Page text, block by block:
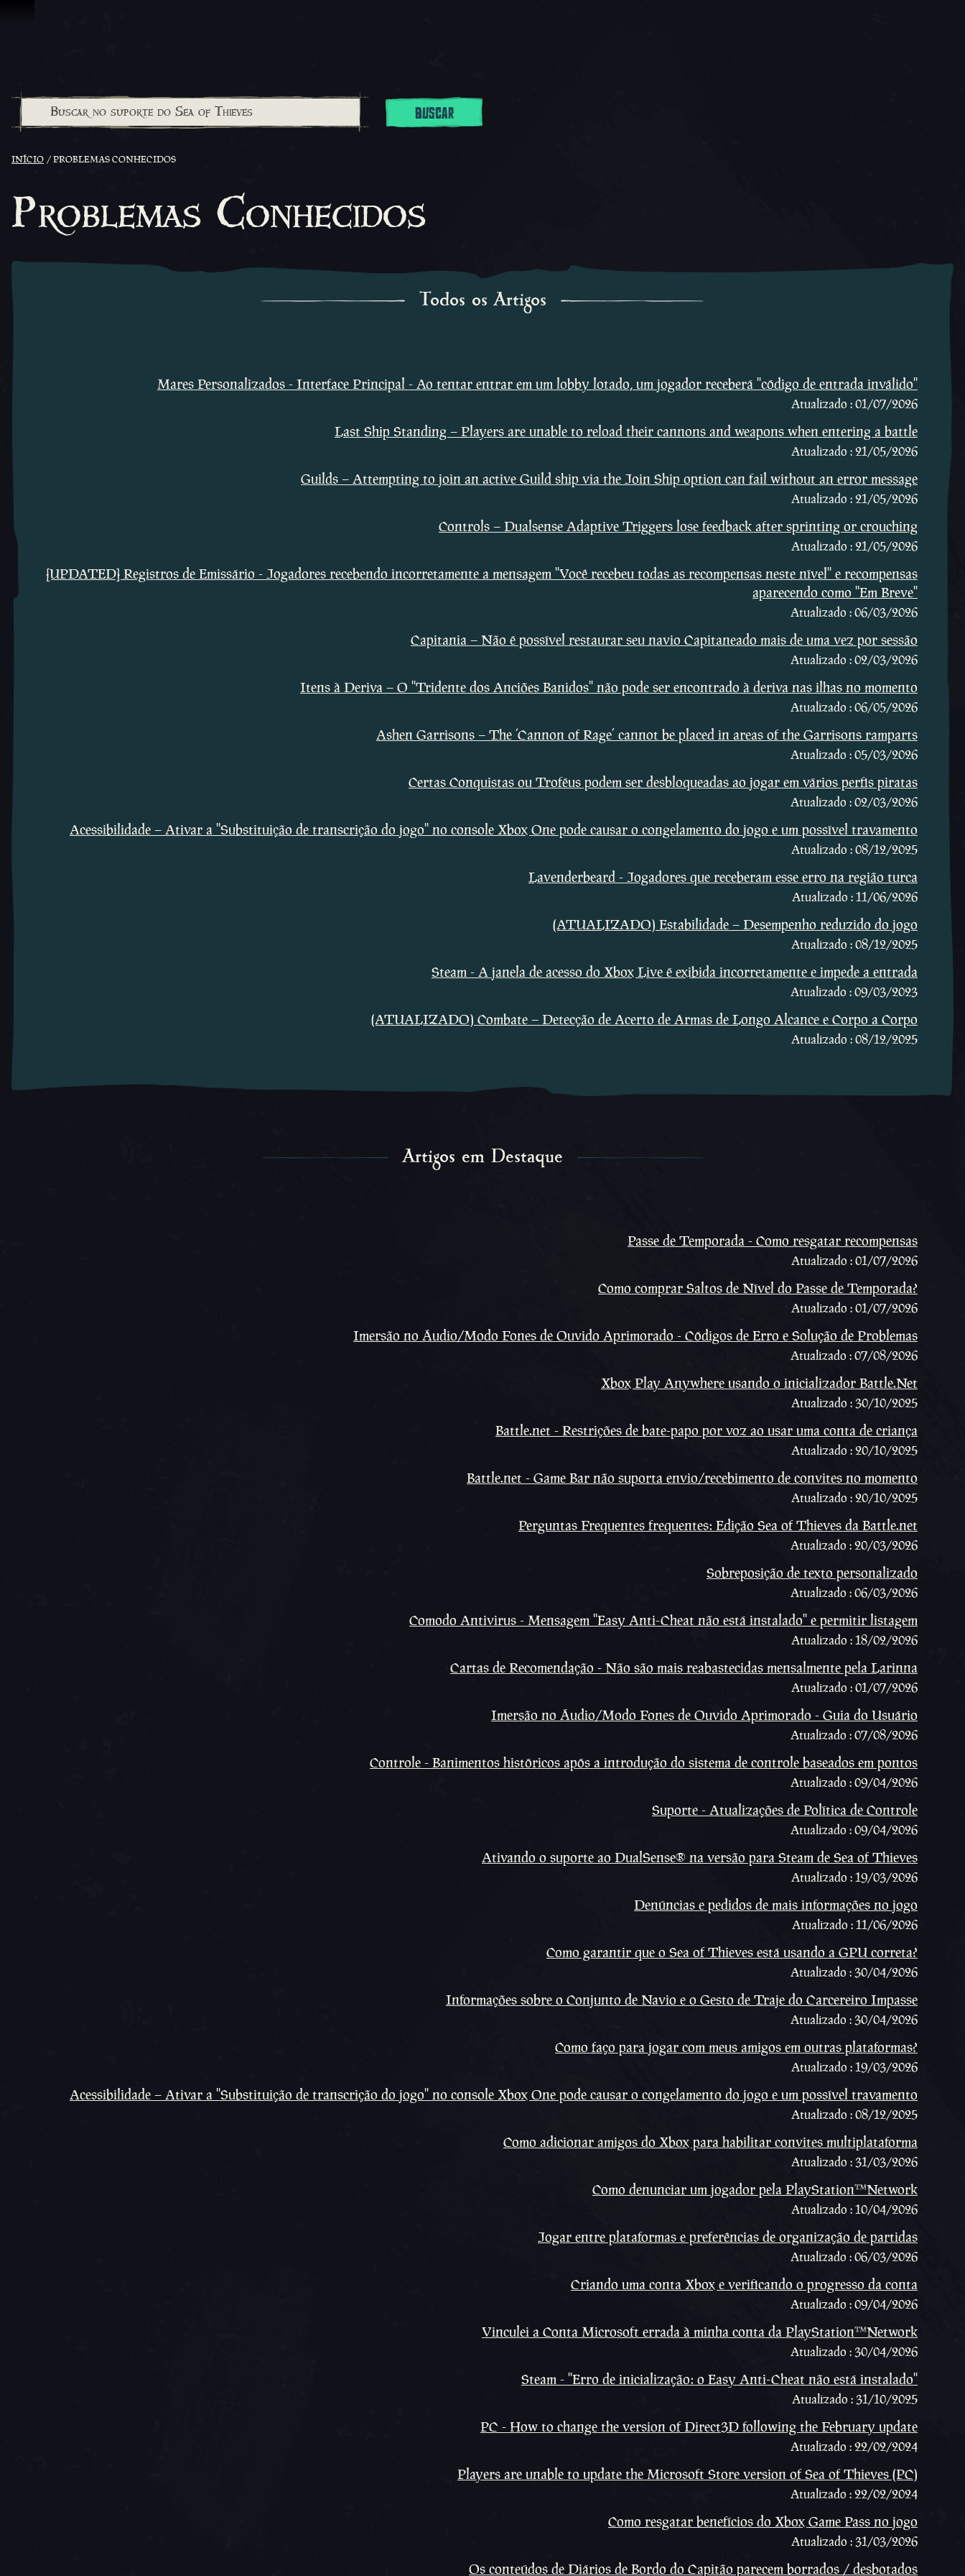
BUSCAR
INÍCIO PROBLEMAS CONHECIDOS
Problemas Conhecidos
Todos os Artigos
Mares Personalizados - Interface Principal - Ao tentar entrar em um lobby lotado, um jogador receberá ''código de entrada inválido''
Atualizado : 01/07/2026
Last Ship Standing – Players are unable to reload their cannons and weapons when entering a battle
Atualizado : 21/05/2026
Guilds – Attempting to join an active Guild ship via the Join Ship option can fail without an error message
Atualizado : 21/05/2026
Controls – Dualsense Adaptive Triggers lose feedback after sprinting or crouching
Atualizado : 21/05/2026
[UPDATED] Registros de Emissário - Jogadores recebendo incorretamente a mensagem ''Você recebeu todas as recompensas neste nível'' e recompensas
aparecendo como ''Em Breve''
Atualizado : 06/03/2026
Capitania – Não é possível restaurar seu navio Capitaneado mais de uma vez por sessão
Atualizado : 02/03/2026
Itens à Deriva – O ''Tridente dos Anciões Banidos'' não pode ser encontrado à deriva nas ilhas no momento
Atualizado : 06/05/2026
Ashen Garrisons – The ‘Cannon of Rage’ cannot be placed in areas of the Garrisons ramparts
Atualizado : 05/03/2026
Certas Conquistas ou Troféus podem ser desbloqueadas ao jogar em vários perfis piratas
Atualizado : 02/03/2026
Acessibilidade – Ativar a ''Substituição de transcrição do jogo'' no console Xbox One pode causar o congelamento do jogo e um possível travamento
Atualizado : 08/12/2025
Lavenderbeard - Jogadores que receberam esse erro na região turca
Atualizado : 11/06/2026
(ATUALIZADO) Estabilidade – Desempenho reduzido do jogo
Atualizado : 08/12/2025
Steam - A janela de acesso do Xbox Live é exibida incorretamente e impede a entrada
Atualizado : 09/03/2023
(ATUALIZADO) Combate – Detecção de Acerto de Armas de Longo Alcance e Corpo a Corpo
Atualizado : 08/12/2025
Artigos em Destaque
Passe de Temporada - Como resgatar recompensas
Atualizado : 01/07/2026
Como comprar Saltos de Nível do Passe de Temporada?
Atualizado : 01/07/2026
Imersão no Áudio/Modo Fones de Ouvido Aprimorado - Códigos de Erro e Solução de Problemas
Atualizado : 07/08/2026
Xbox Play Anywhere usando o inicializador Battle.Net
Atualizado : 30/10/2025
Battle.net - Restrições de bate-papo por voz ao usar uma conta de criança
Atualizado : 20/10/2025
Battle.net - Game Bar não suporta envio/recebimento de convites no momento
Atualizado : 20/10/2025
Perguntas Frequentes frequentes: Edição Sea of Thieves da Battle.net
Atualizado : 20/03/2026
Sobreposição de texto personalizado
Atualizado : 06/03/2026
Comodo Antivirus - Mensagem ''Easy Anti-Cheat não está instalado'' e permitir listagem
Atualizado : 18/02/2026
Cartas de Recomendação - Não são mais reabastecidas mensalmente pela Larinna
Atualizado : 01/07/2026
Imersão no Áudio/Modo Fones de Ouvido Aprimorado - Guia do Usuário
Atualizado : 07/08/2026
Controle - Banimentos históricos após a introdução do sistema de controle baseados em pontos
Atualizado : 09/04/2026
Suporte - Atualizações de Política de Controle
Atualizado : 09/04/2026
Ativando o suporte ao DualSense® na versão para Steam de Sea of Thieves
Atualizado : 19/03/2026
Denúncias e pedidos de mais informações no jogo
Atualizado : 11/06/2026
Como garantir que o Sea of Thieves está usando a GPU correta?
Atualizado : 30/04/2026
Informações sobre o Conjunto de Navio e o Gesto de Traje do Carcereiro Impasse
Atualizado : 30/04/2026
Como faço para jogar com meus amigos em outras plataformas?
Atualizado : 19/03/2026
Acessibilidade – Ativar a ''Substituição de transcrição do jogo'' no console Xbox One pode causar o congelamento do jogo e um possível travamento
Atualizado : 08/12/2025
Como adicionar amigos do Xbox para habilitar convites multiplataforma
Atualizado : 31/03/2026
Como denunciar um jogador pela PlayStation™Network
Atualizado : 10/04/2026
Jogar entre plataformas e preferências de organização de partidas
Atualizado : 06/03/2026
Criando uma conta Xbox e verificando o progresso da conta
Atualizado : 09/04/2026
Vinculei a Conta Microsoft errada à minha conta da PlayStation™Network
Atualizado : 30/04/2026
Steam - ''Erro de inicialização: o Easy Anti-Cheat não está instalado''
Atualizado : 31/10/2025
PC - How to change the version of Direct3D following the February update
Atualizado : 22/02/2024
Players are unable to update the Microsoft Store version of Sea of Thieves (PC)
Atualizado : 22/02/2024
Como resgatar benefícios do Xbox Game Pass no jogo
Atualizado : 31/03/2026
Os conteúdos de Diários de Bordo do Capitão parecem borrados / desbotados